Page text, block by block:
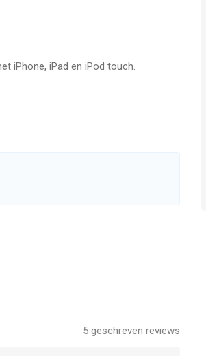
Balls!
iPhone, iPad en iPod touch.
5 geschreven reviews